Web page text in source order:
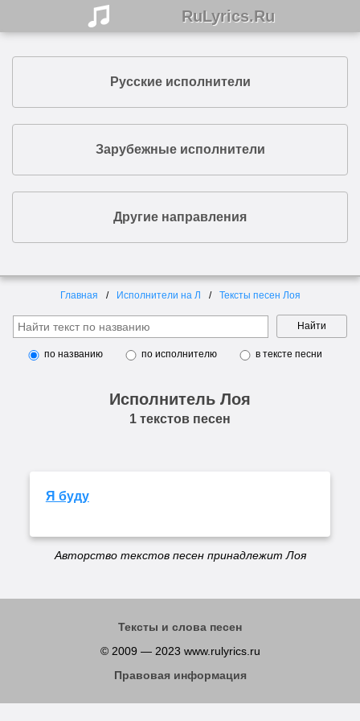
RuLyrics.Ru
Русские исполнители
Зарубежные исполнители
Другие направления
Главная Исполнители на Л Тексты песен Лоя
Найти
по названию по исполнителю в тексте песни
Исполнитель Лоя
1 текстов песен
Я буду
Авторство текстов песен принадлежит Лоя
Тексты и слова песен
© 2009 — 2023 www.rulyrics.ru
Правовая информация